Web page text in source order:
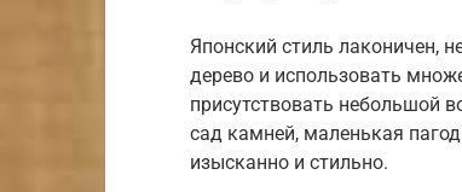
Японский стиль лаконичен,
дерево и использовать
присутствовать небольшой
сад камней, маленькая
изысканно и стильно.